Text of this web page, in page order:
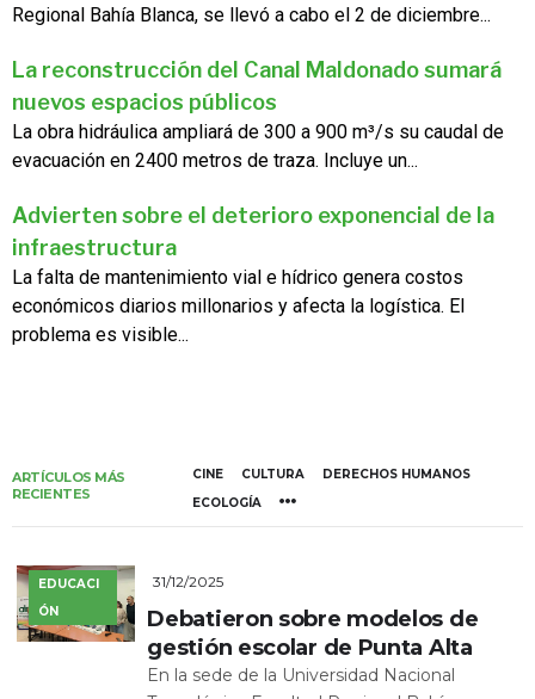
Regional Bahía Blanca, se llevó a cabo el 2 de diciembre...
La reconstrucción del Canal Maldonado sumará
nuevos espacios públicos
La obra hidráulica ampliará de 300 a 900 m³/s su caudal de
evacuación en 2400 metros de traza. Incluye un...
Advierten sobre el deterioro exponencial de la
infraestructura
La falta de mantenimiento vial e hídrico genera costos
económicos diarios millonarios y afecta la logística. El
problema es visible...
ARTÍCULOS MÁS
RECIENTES
CINE CULTURA
DERECHOS HUMANOS
ECOLOGÍA
EDUCACI
ÓN
31/12/2025
Debatieron sobre modelos de
gestión escolar de Punta Alta
En la sede de la Universidad Nacional